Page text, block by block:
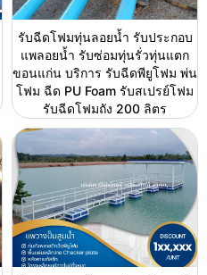
รับฉีดโฟมทุ่นลอยน้ำ รับประกอบ
แพลอยน้ำ รับซ่อมทุ่นรั่วทุ่นแตก
ขอนแก่น บริการ รับฉีดพียูโฟม พ่น
โฟม ฉีด PU Foam รับสเปรย์โฟม
รับฉีดโฟมถัง 200 ลิตร